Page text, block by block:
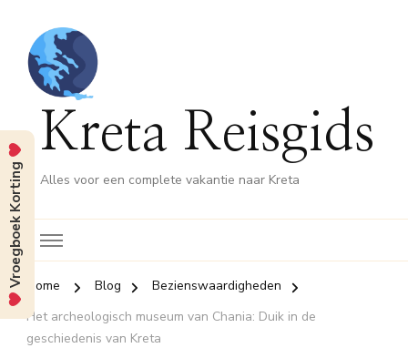
Kreta Reisgids
Alles voor een complete vakantie naar Kreta
Home Blog
Bezienswaardigheden
Het archeologisch museum van Chania: Duik in de
geschiedenis van Kreta
Vroegboek Korting